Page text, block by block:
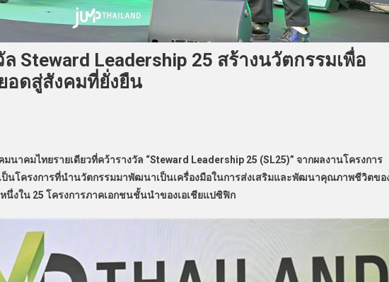
Steward Leadership 25 สร้างนวัตกรรมเพื่อ
อดสู่สังคมที่ยั่งยืน
นาคมไทยรายเดียวที่คว้ารางวัล “Steward Leadership 25 (SL25)” จากผลงานโครงการ
เป็นโครงการที่นำนวัตกรรมมาพัฒนาเป็นเครื่องมือในการส่งเสริมและพัฒนาคุณภาพชีวิตขอ
นึ่งใน 25 โครงการภาคเอกชนชั้นนำของเอเชียแปซิฟิก